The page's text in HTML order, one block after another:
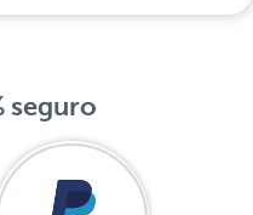
seguro